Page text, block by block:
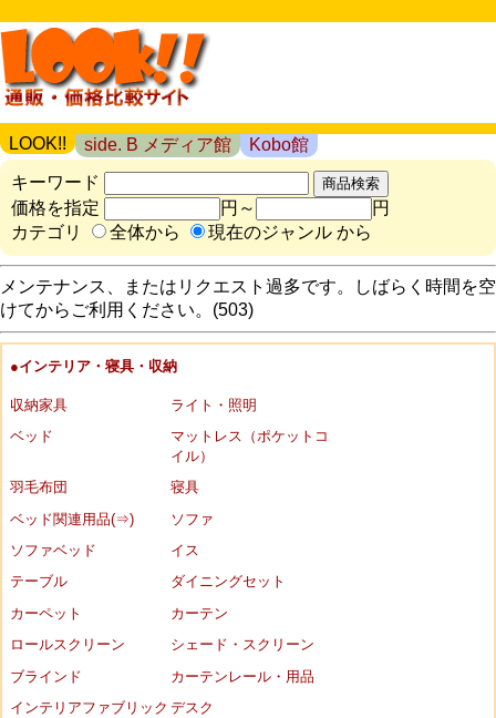
LOOK!! side. B メディア館
Kobo館
キーワード
価格を指定
円～
円
カテゴリ
全体から 現在のジャンル から
メンテナンス、またはリクエスト過多です。しばらく時間を空
けてからご利用ください。(503)
●インテリア・寝具・収納
収納家具
ライト・照明
ベッド
マットレス（ポケットコ
イル）
羽毛布団
寝具
ベッド関連用品(⇒)
ソファ
ソファベッド
イス
テーブル
ダイニングセット
カーペット
カーテン
ロールスクリーン
シェード・スクリーン
ブラインド
カーテンレール・用品
インテリアファブリック デスク